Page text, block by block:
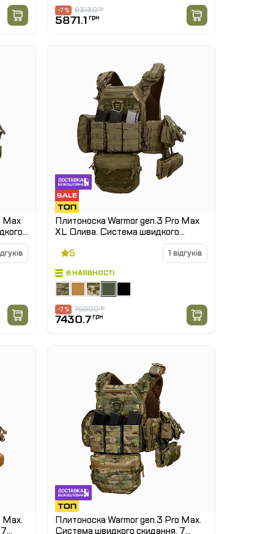
6313.0грн
-7 %
5871.1 грн
Max
Плитоноска Warmor gen.3 Pro Max
XL Олива. Система швидкого
скидання. 7 підсумок. (Великого
розміру)
5 1 відгуків
В НАЯВНОСТІ
7990.0грн
-7 %
7430.7грн
Max.
Плитоноска Warmor gen.3 Pro Max.
Система швидкого скидання. 7